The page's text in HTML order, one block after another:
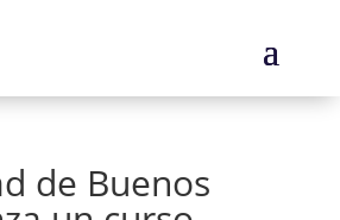
de Buenos